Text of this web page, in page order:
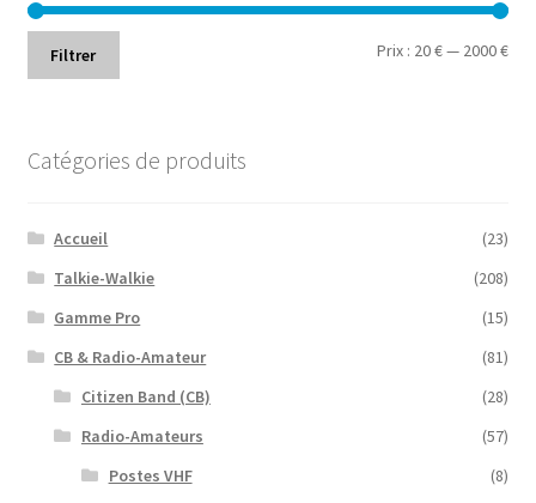
Prix
Prix
Filtrer Prix : 20 €— 2000 €
Catégories de produits
Accueil
(23)
Talkie-Walkie
(208)
Gamme Pro
(15)
CB & Radio-Amateur
(81)
Citizen Band (CB)
(28)
Radio-Amateurs
(57)
Postes VHF
(8)